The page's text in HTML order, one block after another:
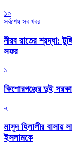
১০
সর্বশেষ সব খবর
নীরব রাতের শ্রদ্ধা:
সফর
১
কিশোরগঞ্জের দুই
২
মাসুদ হিলালীর বাসায়
ইসলামকে